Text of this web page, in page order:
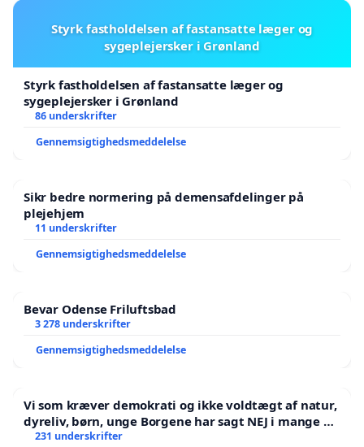
Styrk fastholdelsen af fastansatte læger og
sygeplejersker i Grønland
Styrk fastholdelsen af fastansatte læger og
sygeplejersker i Grønland
86 underskrifter
Gennemsigtighedsmeddelelse
Sikr bedre normering på demensafdelinger på
plejehjem
11 underskrifter
Gennemsigtighedsmeddelelse
Bevar Odense Friluftsbad
3 278 underskrifter
Gennemsigtighedsmeddelelse
Vi som kræver demokrati og ikke voldtægt af natur,
dyreliv, børn, unge Borgene har sagt NEJ i mange år.
Der er
231 underskrifter